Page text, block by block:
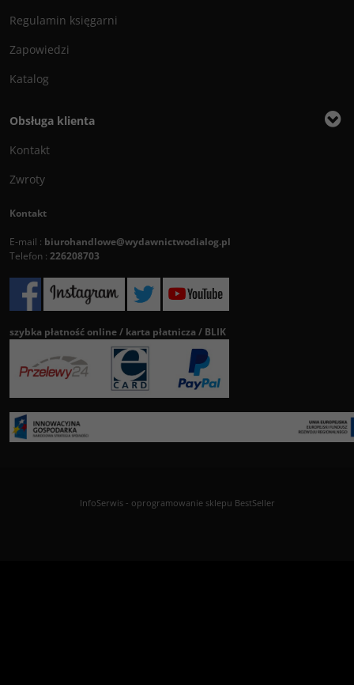
Regulamin księgarni
Zapowiedzi
Katalog
Obsługa klienta
Kontakt
Zwroty
Kontakt
E-mail : biurohandlowe@wydawnictwodialog.pl
Telefon : 226208703
szybka płatność online / karta płatnicza / BLIK
InfoSerwis- oprogramowanie sklepu BestSeller